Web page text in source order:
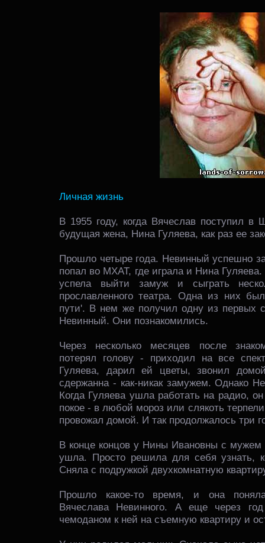
Личная жизнь
В 1955 году, когда Вячеслав поступил в
будущая жена, Нина Гуляева, как раз ее
Прошло четыре года. Невинный успешно
попал во МХАТ, где играла и Нина
успела выйти замуж и сыграть
прославленного театра. Одна из них
пути'. В нем же получил одну из первых
Невинный. Они познакомились.
Через несколько месяцев после
потерял голову - приходил на все
Гуляева, дарил ей цветы, звонил
сдержанна - как-никак замужем. Однако
Когда Гуляева ушла работать на радио,
покое - в любой мороз или слякоть
провожал домой. И так продолжалось три
В конце концов у Нины Ивановны с мужем
ушла. Просто решила для себя узнать,
Сняла с подружкой двухкомнатную
Прошло какое-то время, и она
Вячеслава Невинного. А еще через
чемоданом к ней на съемную квартиру и